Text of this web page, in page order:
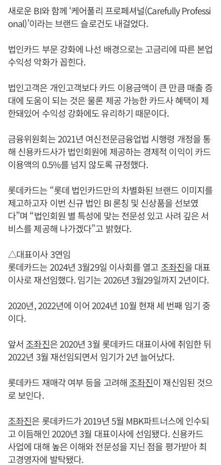
새로운 BI와 함께 ‘케어풀리 프로페셔널(Carefully Professi
onal)’이라는 브랜드 슬로건도 내걸었다.
법인카드 부문 강화에 나선 배경으로는 고금리에 따른 본업
수익성 악화가 꼽힌다.
법인고객은 개인고객보다 카드 이용금액이 큰 만큼 매출 증
대에 도움이 되는 것은 물론 제공 가능한 카드사 혜택이 제
한돼있어 수익성 강화에도 유리하기 때문이다.
금융위원회는 2021년 여신전문금융업법 시행령 개정을 통
해 신용카드사가 법인회원에 제공하는 경제적 이익이 카드
이용액의 0.5%를 넘지 않도록 규정했다.
롯데카드는 “롯데 법인카드만의 차별화된 브랜드 이미지를
제고하고자 이번 신규 법인 BI 론칭 및 신상품을 선보였
다”며 “법인회원 별 특성에 맞는 전문성 있고 사려 깊은 서
비스를 제공해 나가겠다”고 밝혔다.
△대표이사 3연임
롯데카드는 2024년 3월29일 이사회를 열고 조좌진을 대표
이사로 재선임했다. 임기는 2026년 3월29일까지 2년이다.
2020년, 2022년에 이어 2024년 10월 현재 세 번째 임기 중
이다.
앞서 조좌진은 2020년 3월 롯데카드 대표이사에 취임한 뒤
2022년 3월 재선임되면서 임기가 2년 늘어났다.
롯데카드 재매각 여부 등을 고려해 조좌진이 재신임된 것으
로 보인다.
조좌진은 롯데카드가 2019년 5월 MBK파트너스에 인수되
고 이듬해인 2020년 3월 대표이사에 선임됐다. 신용카드
사업에 대해 높은 이해와 전문성을 지닌 점을 평가받아 최
고경영자에 발탁됐다.